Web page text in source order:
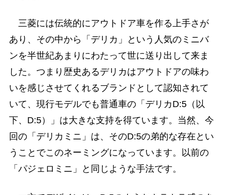
三菱には伝統的にアウトドア車を作る上手さが
あり、その中から「デリカ」という人気のミニバ
ンを半世紀あまりにわたって世に送り出して来ま
した。つまり歴史あるデリカはアウトドアの味わ
いを感じさせてくれるブランドとして認知されて
いて、現行モデルでも普通車の「デリカD:5（以
下、D:5）」は大きな支持を得ています。当然、今
回の「デリカミニ」は、そのD:5の弟的な存在とい
うことでこのネーミングになっています。以前の
「パジェロミニ」と同じような手法です。